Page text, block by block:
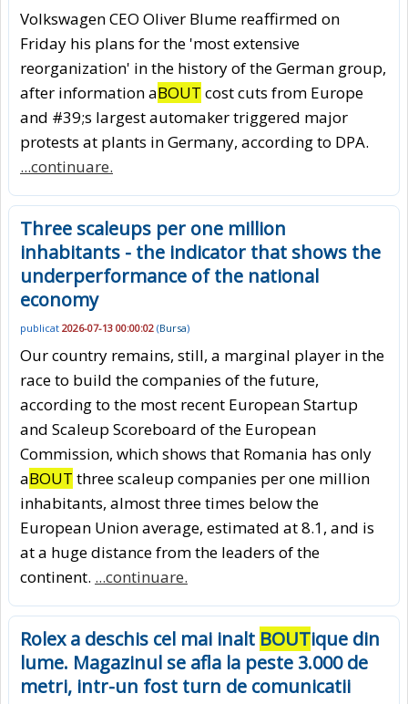
Volkswagen CEO Oliver Blume reaffirmed on
Friday his plans for the 'most extensive
reorganization' in the history of the German group,
after information aBOUT cost cuts from Europe
and #39;s largest automaker triggered major
protests at plants in Germany, according to DPA.
...continuare.
Three scaleups per one million
inhabitants - the indicator that shows the
underperformance of the national
economy
publicat 2026-07-13 00:00:02 (Bursa)
Our country remains, still, a marginal player in the
race to build the companies of the future,
according to the most recent European Startup
and Scaleup Scoreboard of the European
Commission, which shows that Romania has only
aBOUT three scaleup companies per one million
inhabitants, almost three times below the
European Union average, estimated at 8.1, and is
at a huge distance from the leaders of the
continent. ...continuare.
Rolex a deschis cel mai inalt BOUTique din
lume. Magazinul se afla la peste 3.000 de
metri, intr-un fost turn de comunicatii